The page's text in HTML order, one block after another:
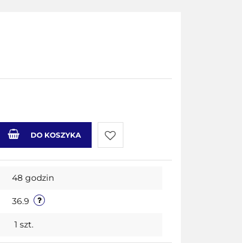
DO KOSZYKA
Do
48 godzin
36.9
1 szt.